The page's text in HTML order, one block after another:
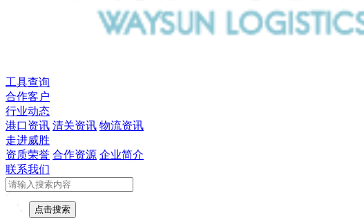
工具查询
合作客户
行业动态
港口资讯 清关资讯 物流资讯
走进威胜
资质荣誉 合作资源 企业简介
联系我们